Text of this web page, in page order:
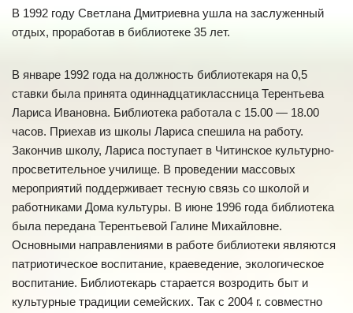
В 1992 году Светлана Дмитриевна ушла на заслуженный
отдых, проработав в библиотеке 35 лет.
В январе 1992 года на должность библиотекаря на 0,5
ставки была принята одиннадцатиклассница Терентьева
Лариса Ивановна. Библиотека работала с 15.00 — 18.00
часов. Приехав из школы Лариса спешила на работу.
Закончив школу, Лариса поступает в Читинское культурно-
просветительное училище. В проведении массовых
мероприятий поддерживает тесную связь со школой и
работниками Дома культуры. В июне 1996 года библиотека
была передана Терентьевой Галине Михайловне.
Основными направлениями в работе библиотеки являются
патриотическое воспитание, краеведение, экологическое
воспитание. Библиотекарь старается возродить быт и
культурные традиции семейских. Так с 2004 г. совместно